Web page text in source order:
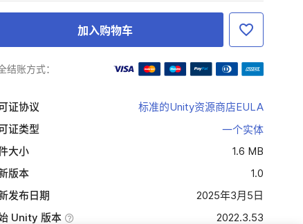
加入购物车
结账方式：
证协议
标准的Unity资源商店EULA
证类型
一个实体
大小
1.6 MB
版本
1.0
发布日期
2025年3月5日
Unity 版本
2022.3.53